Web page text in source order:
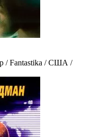
/ Fantastika / США /